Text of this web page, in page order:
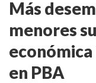
Más
menores
en PBA